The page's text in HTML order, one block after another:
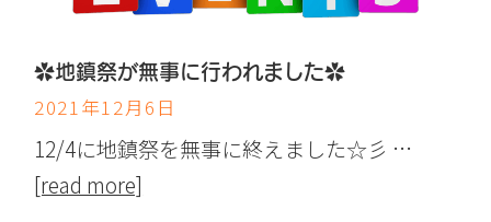
✿地鎮祭が無事に行われました✿
2021年12月6日
12/4に地鎮祭を無事に終えました☆彡 …
[read more]